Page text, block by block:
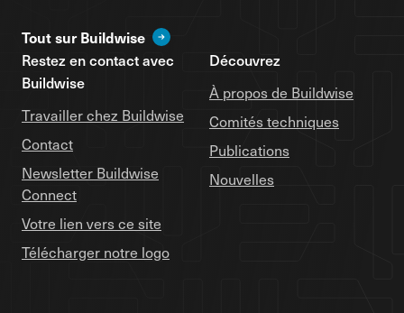
Tout sur Buildwise
Restez en contact avec
Buildwise
Travailler chez Buildwise
Contact
Newsletter Buildwise
Connect
Votre lien vers ce site
Télécharger notre logo
Découvrez
À propos de Buildwise
Comités techniques
Publications
Nouvelles